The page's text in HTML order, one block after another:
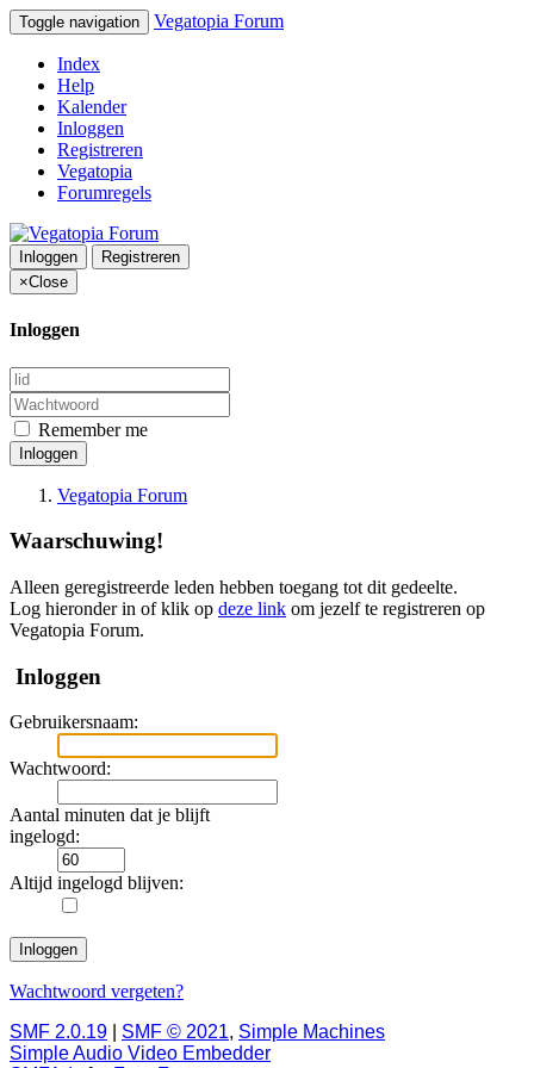
Toggle navigation Vegatopia Forum
Index
Help
Kalender
Inloggen
Registreren
Vegatopia
Forumregels
Inloggen
Registreren
×Close
Inloggen
Remember me
Inloggen
Vegatopia Forum
Waarschuwing!
Alleen geregistreerde leden hebben toegang tot dit gedeelte.
Log hieronder in of klik op deze link om jezelf te registreren op
Vegatopia Forum.
Inloggen
Gebruikersnaam:
Wachtwoord:
Aantal minuten dat je blijft
ingelogd:
Altijd ingelogd blijven:
Wachtwoord vergeten?
SMF 2.0.19
SMF © 2021, Simple Machines
Simple Audio Video Embedder